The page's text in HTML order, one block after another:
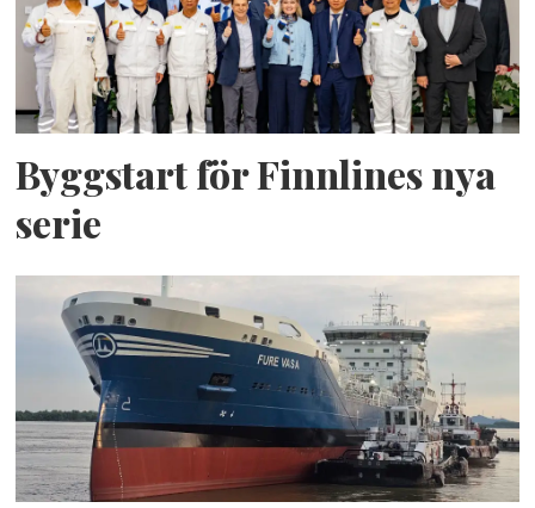
Byggstart för Finnlines nya
serie